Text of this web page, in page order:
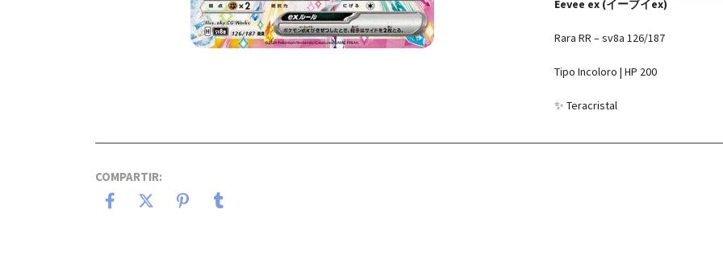
Eevee ex (イーブイex)
Rara RR – sv8a 126/187
Tipo Incoloro | HP 200
✨ Teracristal
COMPARTIR: